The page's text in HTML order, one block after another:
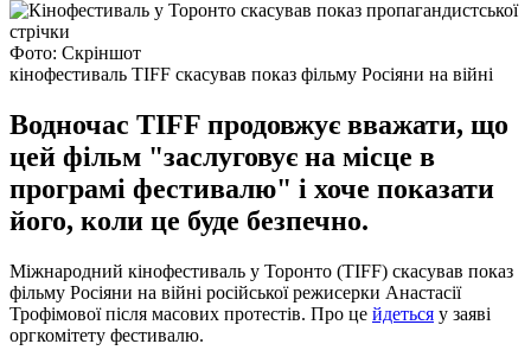
Фото: Скріншот
кінофестиваль TIFF скасував показ фільму Росіяни на війні
Водночас TIFF продовжує вважати, що
цей фільм "заслуговує на місце в
програмі фестивалю" і хоче показати
його, коли це буде безпечно.
Міжнародний кінофестиваль у Торонто (TIFF) скасував показ
фільму Росіяни на війні російської режисерки Анастасії
Трофімової після масових протестів. Про це йдеться у заяві
оргкомітету фестивалю.